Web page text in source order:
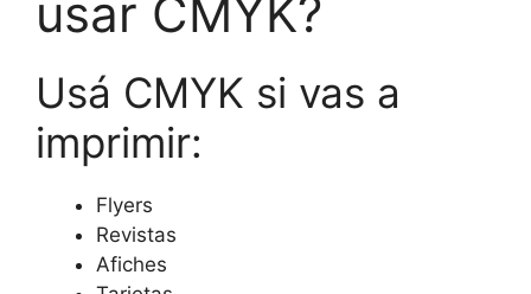
usar CMYK?
Usá CMYK si vas a
imprimir:
Flyers
Revistas
Afiches